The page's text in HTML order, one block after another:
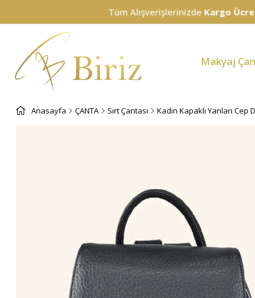
Makyaj
Anasayfa ÇANTA Sırt Çantası Kadın Kapaklı Yanları Cep
Tüm AlışverişlerinizdeKargo Ücretsiz!